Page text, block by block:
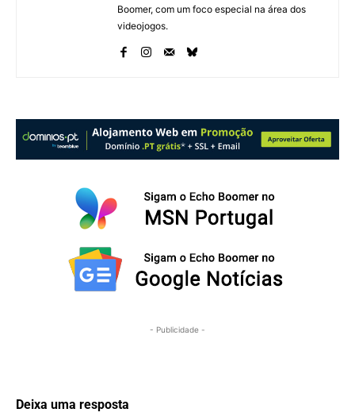
Boomer, com um foco especial na área dos
videojogos.
- Publicidade -
Deixa uma resposta